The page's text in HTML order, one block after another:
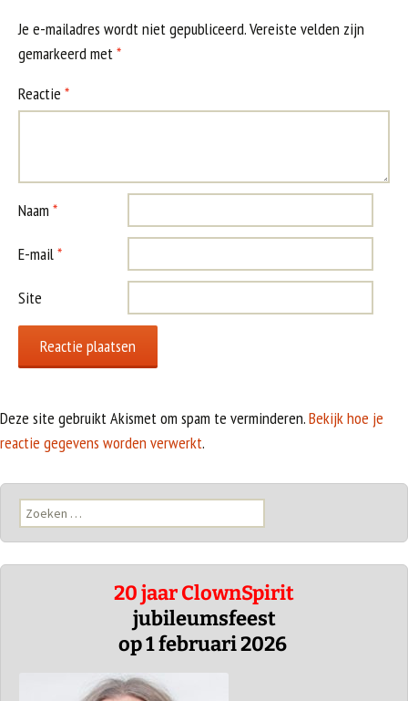
Je e-mailadres wordt niet gepubliceerd.Vereiste velden zijn
gemarkeerd met*
Reactie *
Naam *
E-mail*
Site
Deze site gebruikt Akismet om spam te verminderen.Bekijk hoe je
reactie gegevens worden verwerkt.
Zoeken
naar:
20 jaar ClownSpirit
jubileumsfeest
op 1 februari 2026